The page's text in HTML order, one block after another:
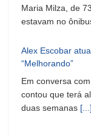
Maria Milza, de
estavam no
Alex Escobar
“Melhorando”
Em conversa
contou que terá
duas semanas [...]